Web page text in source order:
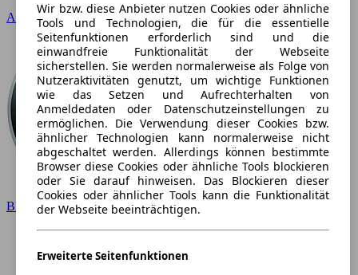
Audi
BMW
Wir bzw. diese Anbieter nutzen Cookies oder ähnliche
Tools und Technologien, die für die essentielle
Seitenfunktionen erforderlich sind und die
einwandfreie Funktionalität der Webseite
sicherstellen. Sie werden normalerweise als Folge von
Nutzeraktivitäten genutzt, um wichtige Funktionen
wie das Setzen und Aufrechterhalten von
Anmeldedaten oder Datenschutzeinstellungen zu
ermöglichen. Die Verwendung dieser Cookies bzw.
ähnlicher Technologien kann normalerweise nicht
abgeschaltet werden. Allerdings können bestimmte
Browser diese Cookies oder ähnliche Tools blockieren
oder Sie darauf hinweisen. Das Blockieren dieser
Cookies oder ähnlicher Tools kann die Funktionalität
der Webseite beeinträchtigen.
Erweiterte Seitenfunktionen